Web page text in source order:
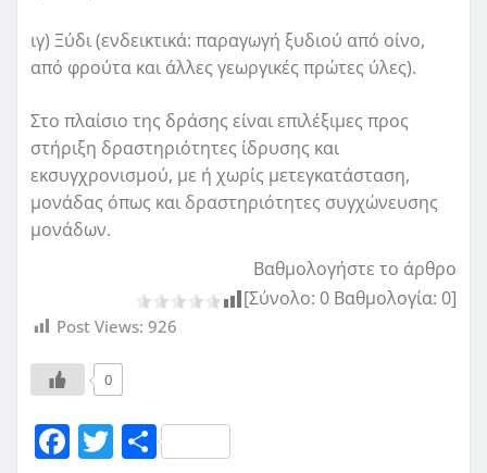
ιγ) Ξύδι (ενδεικτικά: παραγωγή ξυδιού από οίνο,
από φρούτα και άλλες γεωργικές πρώτες ύλες).
Στο πλαίσιο της δράσης είναι επιλέξιμες προς
στήριξη δραστηριότητες ίδρυσης και
εκσυγχρονισμού, με ή χωρίς μετεγκατάσταση,
μονάδας όπως και δραστηριότητες συγχώνευσης
μονάδων.
Βαθμολογήστε το άρθρο
[Σύνολο: 0 Βαθμολογία: 0]
Post Views: 926
0
F T Μ